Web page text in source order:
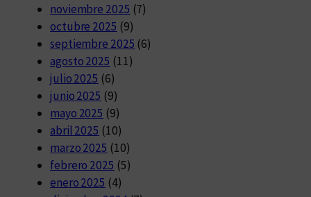
noviembre 2025 (7)
octubre 2025 (9)
septiembre 2025 (6)
agosto 2025 (11)
julio 2025 (6)
junio 2025 (9)
mayo 2025 (9)
abril 2025 (10)
marzo 2025 (10)
febrero 2025 (5)
enero 2025 (4)